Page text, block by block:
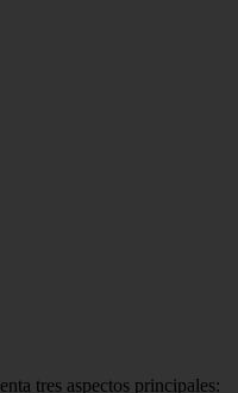
tres aspectos principales: